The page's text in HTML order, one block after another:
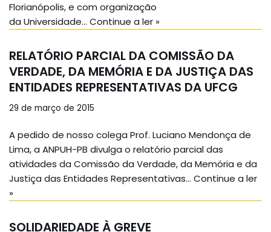
Florianópolis, e com organização
da Universidade… Continue a ler »
RELATÓRIO PARCIAL DA COMISSÃO DA
VERDADE, DA MEMÓRIA E DA JUSTIÇA DAS
ENTIDADES REPRESENTATIVAS DA UFCG
29 de março de 2015
A pedido de nosso colega Prof. Luciano Mendonça de
Lima, a ANPUH-PB divulga o relatório parcial das
atividades da Comissão da Verdade, da Memória e da
Justiça das Entidades Representativas… Continue a ler
»
SOLIDARIEDADE À GREVE